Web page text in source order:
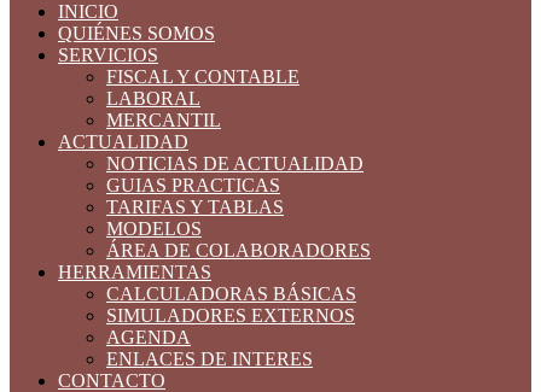
INICIO
QUIÉNES SOMOS
SERVICIOS
FISCAL Y CONTABLE
LABORAL
MERCANTIL
ACTUALIDAD
NOTICIAS DE ACTUALIDAD
GUIAS PRACTICAS
TARIFAS Y TABLAS
MODELOS
ÁREA DE COLABORADORES
HERRAMIENTAS
CALCULADORAS BÁSICAS
SIMULADORES EXTERNOS
AGENDA
ENLACES DE INTERES
CONTACTO